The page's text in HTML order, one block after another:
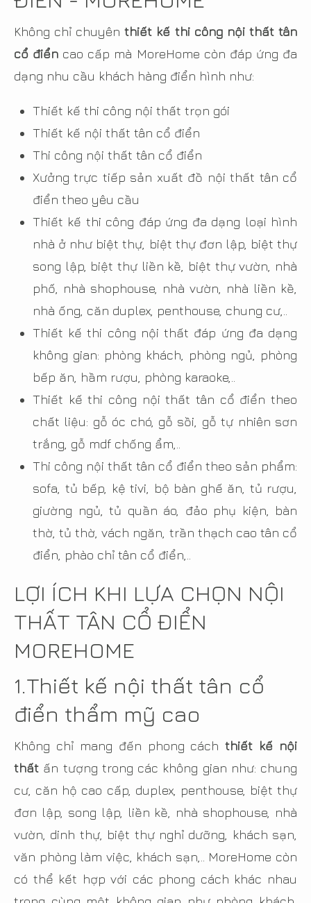
Không chỉ chuyênthiết kế thi công nội thất tân
cổ điển cao cấp mà MoreHome còn đáp ứng đa
dạng nhu cầu khách hàng điển hình như:
Thiết kế thi công nội thất trọn gói
Thiết kế nội thất tân cổ điển
Thi công nội thất tân cổ điển
Xưởng trực tiếp sản xuất đồ nội thất tân cổ
điển theo yêu cầu
Thiết kế thi công đáp ứng đa dạng loại hình
nhà ở như biệt thự, biệt thự đơn lập, biệt thự
song lập, biệt thự liền kề, biệt thự vườn, nhà
phố, nhà shophouse, nhà vườn, nhà liền kề,
nhà ống, căn duplex, penthouse, chung cư,..
Thiết kế thi công nội thất đáp ứng đa dạng
không gian: phòng khách, phòng ngủ, phòng
bếp ăn, hầm rượu, phòng karaoke,..
Thiết kế thi công nội thất tân cổ điển theo
chất liệu: gỗ óc chó, gỗ sồi, gỗ tự nhiên sơn
trắng, gỗ mdf chống ẩm,..
Thi công nội thất tân cổ điển theo sản phẩm:
sofa, tủ bếp, kệ tivi, bộ bàn ghế ăn, tủ rượu,
giường ngủ, tủ quần áo, đảo phụ kiện, bàn
thờ, tủ thờ, vách ngăn, trần thạch cao tân cổ
điển, phào chỉ tân cổ điển,..
LỢI ÍCH KHI LỰA CHỌN NỘI
THẤT TÂN CỔ ĐIỂN
MOREHOME
1.Thiết kế nội thất tân cổ
điển thẩm mỹ cao
Không chỉ mang đến phong cáchthiết kế nội
thất ấn tượng trong các không gian như: chung
cư, căn hộ cao cấp, duplex, penthouse, biệt thự
đơn lập, song lập, liền kề, nhà shophouse, nhà
vườn, dinh thự, biệt thự nghỉ dưỡng, khách sạn,
văn phòng làm việc, khách sạn,.. MoreHome còn
có thể kết hợp với các phong cách khác nhau